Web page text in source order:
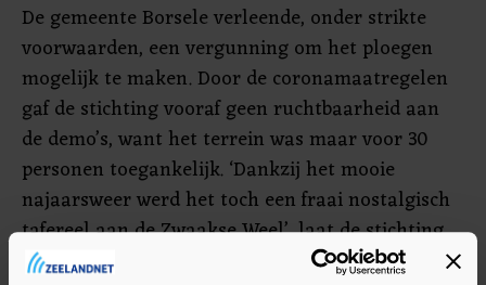
De gemeente Borsele verleende, onder strikte
voorwaarden, een vergunning om het ploegen
mogelijk te maken. Door de coronamaatregelen
gaf de stichting vooraf geen ruchtbaarheid aan
de demo’s, want het terrein was maar voor 30
personen toegankelijk. ‘Dankzij het mooie
najaarsweer werd het toch een fraai nostalgisch
tafereel aan de Zwaakse Weel’, laat de stichting
weten.